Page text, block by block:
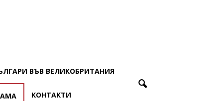
ВЪВ ВЕЛИКОБРИТАНИЯ
КОНТАКТИ